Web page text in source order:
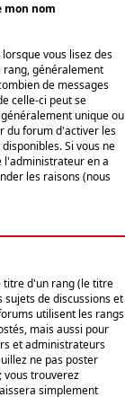
mon nom
vous lisez des
rang, généralement
de messages
celle-ci peut se
unique ou
du forum d'activer les
Si vous ne
l'administrateur en a
les raisons (nous
titre d'un rang (le titre
de discussions et
utilisent les rangs
mais aussi pour
et administrateurs
ne pas poster
vous trouverez
simplement